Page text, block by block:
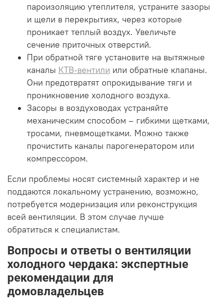
пароизоляцию утеплителя, устраните зазоры
и щели в перекрытиях, через которые
проникает теплый воздух. Увеличьте
сечение приточных отверстий.
При обратной тяге установите на вытяжные
каналы КТВ-вентили или обратные клапаны.
Они предотвратят опрокидывание тяги и
проникновение холодного воздуха.
Засоры в воздуховодах устраняйте
механическим способом – гибкими щетками,
тросами, пневмощетками. Можно также
прочистить каналы парогенератором или
компрессором.
Если проблемы носят системный характер и не
поддаются локальному устранению, возможно,
потребуется модернизация или реконструкция
всей вентиляции. В этом случае лучше
обратиться к специалистам.
Вопросы и ответы о вентиляции
холодного чердака: экспертные
рекомендации для
домовладельцев